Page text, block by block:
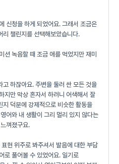
신청을 하게 되었어요. 그래서 조금은
챌린지를 선택해보았습니다.
션 녹음할 때 조금 애를 먹었지만 재미
고 하잖아요. 주변을 둘러 싼 모든 것을
지만 막상 혼자서 하려니 어색해서 잘
덕분에 강제적으로 비슷한 활동을
어와 내 생활이 그리 멀리 있지 않다는
껴졌구요.
현 위주로 봐주셔서 발음에 대한 부담
로 풀어볼 수 있었어요. 일기로